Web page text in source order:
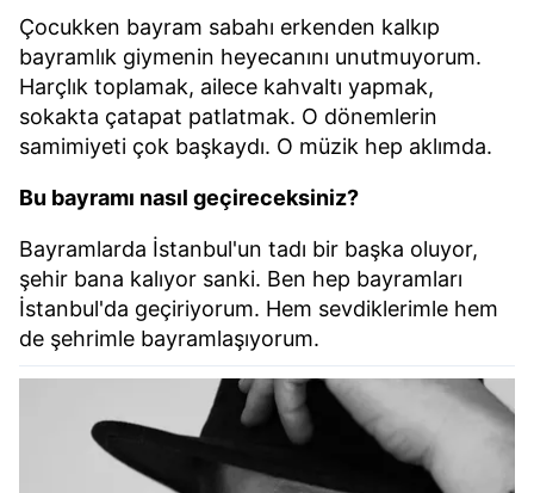
Çocukken bayram sabahı erkenden kalkıp
bayramlık giymenin heyecanını unutmuyorum.
Harçlık toplamak, ailece kahvaltı yapmak,
sokakta çatapat patlatmak. O dönemlerin
samimiyeti çok başkaydı. O müzik hep aklımda.
Bu bayramı nasıl geçireceksiniz?
Bayramlarda İstanbul'un tadı bir başka oluyor,
şehir bana kalıyor sanki. Ben hep bayramları
İstanbul'da geçiriyorum. Hem sevdiklerimle hem
de şehrimle bayramlaşıyorum.